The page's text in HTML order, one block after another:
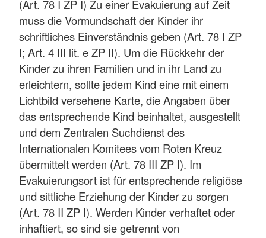
(Art. 78 I ZP I) Zu einer Evakuierung auf Zeit
muss die Vormundschaft der Kinder ihr
schriftliches Einverständnis geben (Art. 78 I ZP
I; Art. 4 III lit. e ZP II). Um die Rückkehr der
Kinder zu ihren Familien und in ihr Land zu
erleichtern, sollte jedem Kind eine mit einem
Lichtbild versehene Karte, die Angaben über
das entsprechende Kind beinhaltet, ausgestellt
und dem Zentralen Suchdienst des
Internationalen Komitees vom Roten Kreuz
übermittelt werden (Art. 78 III ZP I). Im
Evakuierungsort ist für entsprechende religiöse
und sittliche Erziehung der Kinder zu sorgen
(Art. 78 II ZP I). Werden Kinder verhaftet oder
inhaftiert, so sind sie getrennt von